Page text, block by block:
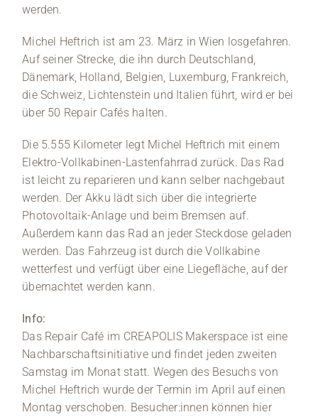
werden.
Michel Heftrich ist am 23. März in Wien losgefahren.
Auf seiner Strecke, die ihn durch Deutschland,
Dänemark, Holland, Belgien, Luxemburg, Frankreich,
die Schweiz, Lichtenstein und Italien führt, wird er bei
über 50 Repair Cafés halten.
Die 5.555 Kilometer legt Michel Heftrich mit einem
Elektro-Vollkabinen-Lastenfahrrad zurück. Das Rad
ist leicht zu reparieren und kann selber nachgebaut
werden. Der Akku lädt sich über die integrierte
Photovoltaik-Anlage und beim Bremsen auf.
Außerdem kann das Rad an jeder Steckdose geladen
werden. Das Fahrzeug ist durch die Vollkabine
wetterfest und verfügt über eine Liegefläche, auf der
übernachtet werden kann.
Info:
Das Repair Café im CREAPOLIS Makerspace ist eine
Nachbarschaftsinitiative und findet jeden zweiten
Samstag im Monat statt. Wegen des Besuchs von
Michel Heftrich wurde der Termin im April auf einen
Montag verschoben. Besucher:innen können hier